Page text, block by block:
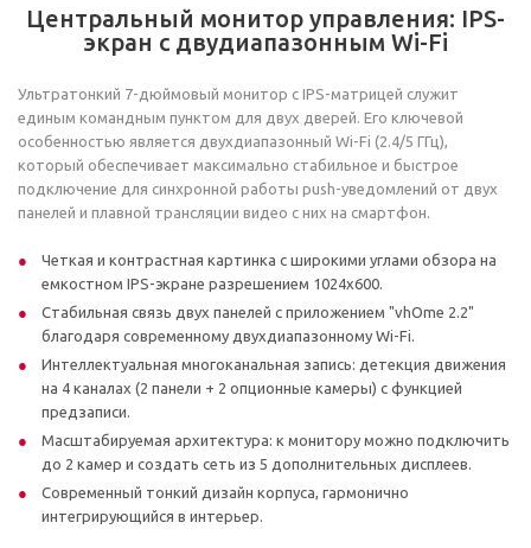
Центральный монитор управления: IPS-
экран с двудиапазонным Wi-Fi
Ультратонкий 7-дюймовый монитор с IPS-матрицей служит
единым командным пунктом для двух дверей. Его ключевой
особенностью является двухдиапазонный Wi-Fi (2.4/5 ГГц),
который обеспечивает максимально стабильное и быстрое
подключение для синхронной работы push-уведомлений от двух
панелей и плавной трансляции видео с них на смартфон.
Четкая и контрастная картинка с широкими углами обзора на
емкостном IPS-экране разрешением 1024x600.
Стабильная связь двух панелей с приложением "vhOme 2.2"
благодаря современному двухдиапазонному Wi-Fi.
Интеллектуальная многоканальная запись: детекция движения
на 4 каналах (2 панели + 2 опционные камеры) с функцией
предзаписи.
Масштабируемая архитектура: к монитору можно подключить
до 2 камер и создать сеть из 5 дополнительных дисплеев.
Современный тонкий дизайн корпуса, гармонично
интегрирующийся в интерьер.